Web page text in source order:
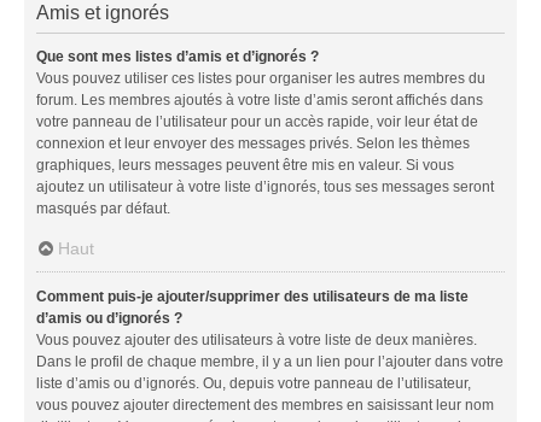
Amis et ignorés
Que sont mes listes d’amis et d’ignorés ?
Vous pouvez utiliser ces listes pour organiser les autres membres du
forum. Les membres ajoutés à votre liste d’amis seront affichés dans
votre panneau de l’utilisateur pour un accès rapide, voir leur état de
connexion et leur envoyer des messages privés. Selon les thèmes
graphiques, leurs messages peuvent être mis en valeur. Si vous
ajoutez un utilisateur à votre liste d’ignorés, tous ses messages seront
masqués par défaut.
Haut
Comment puis-je ajouter/supprimer des utilisateurs de ma liste
d’amis ou d’ignorés ?
Vous pouvez ajouter des utilisateurs à votre liste de deux manières.
Dans le profil de chaque membre, il y a un lien pour l’ajouter dans votre
liste d’amis ou d’ignorés. Ou, depuis votre panneau de l’utilisateur,
vous pouvez ajouter directement des membres en saisissant leur nom